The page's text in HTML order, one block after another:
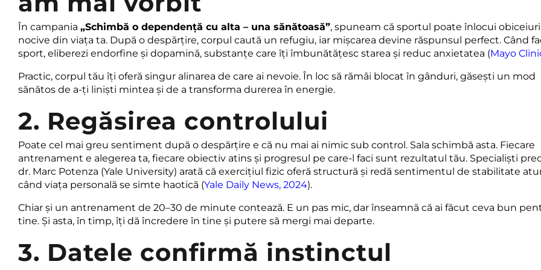
În campania „Schimbă o dependență cu alta – una sănătoasă”, spuneam că sportul poate înlocui
nocive din viața ta. După o despărțire, corpul caută un refugiu, iar mișcarea devine răspunsul perfect. Când
sport, eliberezi endorfine și dopamină, substanțe care îți îmbunătățesc starea și reduc anxietatea (Mayo
Practic, corpul tău îți oferă singur alinarea de care ai nevoie. În loc să rămâi blocat în gânduri, găsești un mod
sănătos de a-ți liniști mintea și de a transforma durerea în energie.
2. Regăsirea controlului
Poate cel mai greu sentiment după o despărțire e că nu mai ai nimic sub control. Sala schimbă asta. Fiecare
antrenament e alegerea ta, fiecare obiectiv atins și progresul pe care-l faci sunt rezultatul tău. Specialiști
dr. Marc Potenza (Yale University) arată că exercițiul fizic oferă structură și redă sentimentul de stabilitate
când viața personală se simte haotică (Yale Daily News, 2024).
Chiar și un antrenament de 20–30 de minute contează. E un pas mic, dar înseamnă că ai făcut ceva bun
tine. Și asta, în timp, îți dă încredere în tine și putere să mergi mai departe.
3. Datele confirmă instinctul